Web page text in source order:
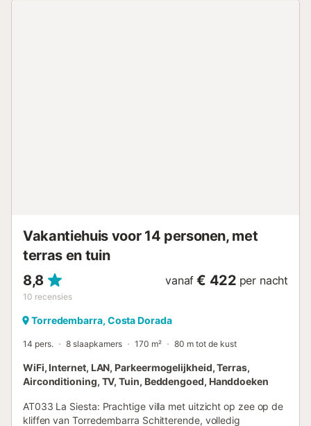
Vakantiehuis voor 14 personen, met
terras en tuin
8,8
10 recensies
vanaf € 422 per nacht
Torredembarra, Costa Dorada
14 pers. 8 slaapkamers 170 m² 80 m tot de kust
WiFi, Internet, LAN, Parkeermogelijkheid, Terras,
Airconditioning, TV, Tuin, Beddengoed, Handdoeken
AT033 La Siesta: Prachtige villa met uitzicht op zee op de
kliffen van Torredembarra Schitterende, volledig